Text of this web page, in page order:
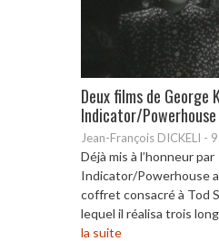
Deux films de George
Indicator/Powerhouse
Jean-François DICKELI -
Déjà mis à l’honneur par
Indicator/Powerhouse
coffret consacré à Tod
lequel il réalisa trois
la suite